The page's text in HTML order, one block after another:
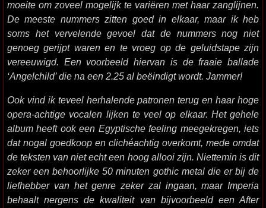
moeite om zoveel mogelijk te variëren met haar zanglijnen.
De meeste nummers zitten goed in elkaar, maar ik heb
soms het vervelende gevoel dat de nummers nog niet
genoeg gerijpt waren en te vroeg op de geluidstape zijn
vereeuwigd. Een voorbeeld hiervan is de fraaie ballade
‘Angelchild’ die na een 2.25 al beëindigt wordt. Jammer!
Ook vind ik teveel herhalende patronen terug en haar hoge
opera-achtige vocalen lijken te veel op elkaar. Het gehele
album heeft ook een Egyptische feeling meegekregen, iets
dat nogal goedkoop en clichéachtig overkomt, mede omdat
de teksten van niet echt een hoog allooi zijn. Niettemin is dit
zeker een behoorlijke 50 minuten gothic metal die er bij de
liefhebber van het genre zeker zal ingaan, maar Imperia
behaalt nergens de kwaliteit van bijvoorbeeld een After